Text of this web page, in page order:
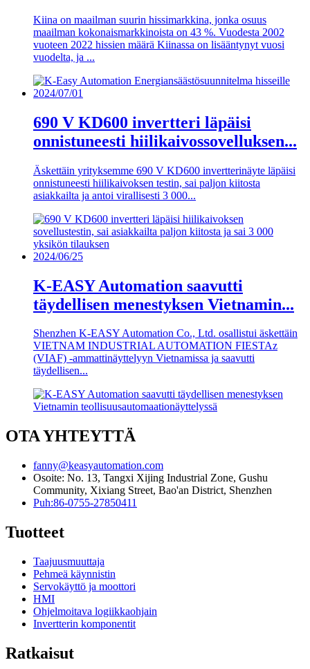
Kiina on maailman suurin hissimarkkina, jonka osuus
maailman kokonaismarkkinoista on 43 %. Vuodesta 2002
vuoteen 2022 hissien määrä Kiinassa on lisääntynyt vuosi
vuodelta, ja ...
2024/07/01
690 V KD600 invertteri läpäisi
onnistuneesti hiilikaivossovelluksen...
Äskettäin yrityksemme 690 V KD600 invertterinäyte läpäisi
onnistuneesti hiilikaivoksen testin, sai paljon kiitosta
asiakkailta ja antoi virallisesti 3 000...
2024/06/25
K-EASY Automation saavutti
täydellisen menestyksen Vietnamin...
Shenzhen K-EASY Automation Co., Ltd. osallistui äskettäin
VIETNAM INDUSTRIAL AUTOMATION FIESTAz
(VIAF) -ammattinäyttelyyn Vietnamissa ja saavutti
täydellisen...
OTA YHTEYTTÄ
fanny@keasyautomation.com
Osoite: No. 13, Tangxi Xijing Industrial Zone, Gushu
Community, Xixiang Street, Bao'an District, Shenzhen
Puh:86-0755-27850411
Tuotteet
Taajuusmuuttaja
Pehmeä käynnistin
Servokäyttö ja moottori
HMI
Ohjelmoitava logiikkaohjain
Invertterin komponentit
Ratkaisut